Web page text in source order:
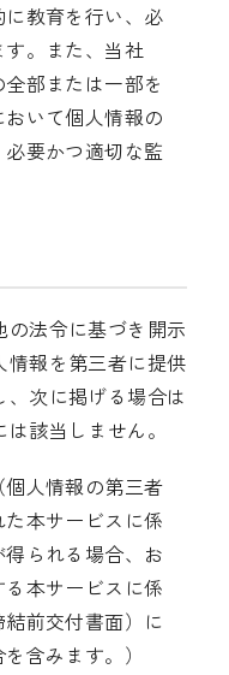
教育を行い、必
。また、当社
部または一部を
いて個人情報の
要かつ適切な監
法令に基づき開示
情報を第三者に提供
次に掲げる場合は
該当しません。
人情報の第三者
本サービスに係
られる場合、お
本サービスに係
前交付書面）に
含みます。）